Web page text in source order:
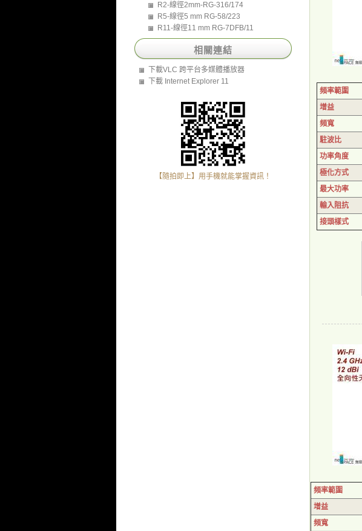
頻率範圍
增益
頻寬
駐波比
功率角度
極化方式
最大功率
輸入阻抗
接頭樣式
頻率範圍
增益
頻寬
R2-線徑2mm-RG-316/174
R5-線徑5 mm RG-58/223
R11-線徑11 mm RG-7DFB/11
相關連結
下載VLC 跨平台多媒體播放器
下載 Internet Explorer 11
【隨拍即上】用手機就能掌握資訊！